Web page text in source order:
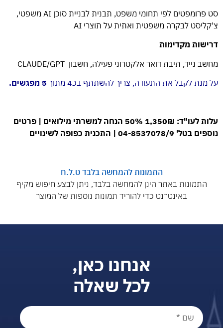
סט פרומפטים לפי תחומי משפט, תבנית לבניית סוכן AI משפטי,
צ'קליסט לבקרה משפטית ואתית על תוצרי AI
דרישות מקדימות
מחשב נייד, תיבת דואר אלקטרוני פעילה, חשבון CLAUDE/GPT
על מנת לקבל את התעודה, צריך להשתתף בכ4 מתוך
עלות לעו"ד: 1,350₪ 50% הנחה למשרתי מילואים |
פרטים
נוספים בטל' 04-8537078/9 |
התכנית כפופה לשינויים
התמונות להמחשה בלבד ט.ל.ח
התמונות באתר הינן להמחשה בלבד, ניתן לבצע חיפוש מקיף
באינטרנט כדי להוריד תמונות נוספות של המוצר
אנחנו כאן,
לכל שאלה